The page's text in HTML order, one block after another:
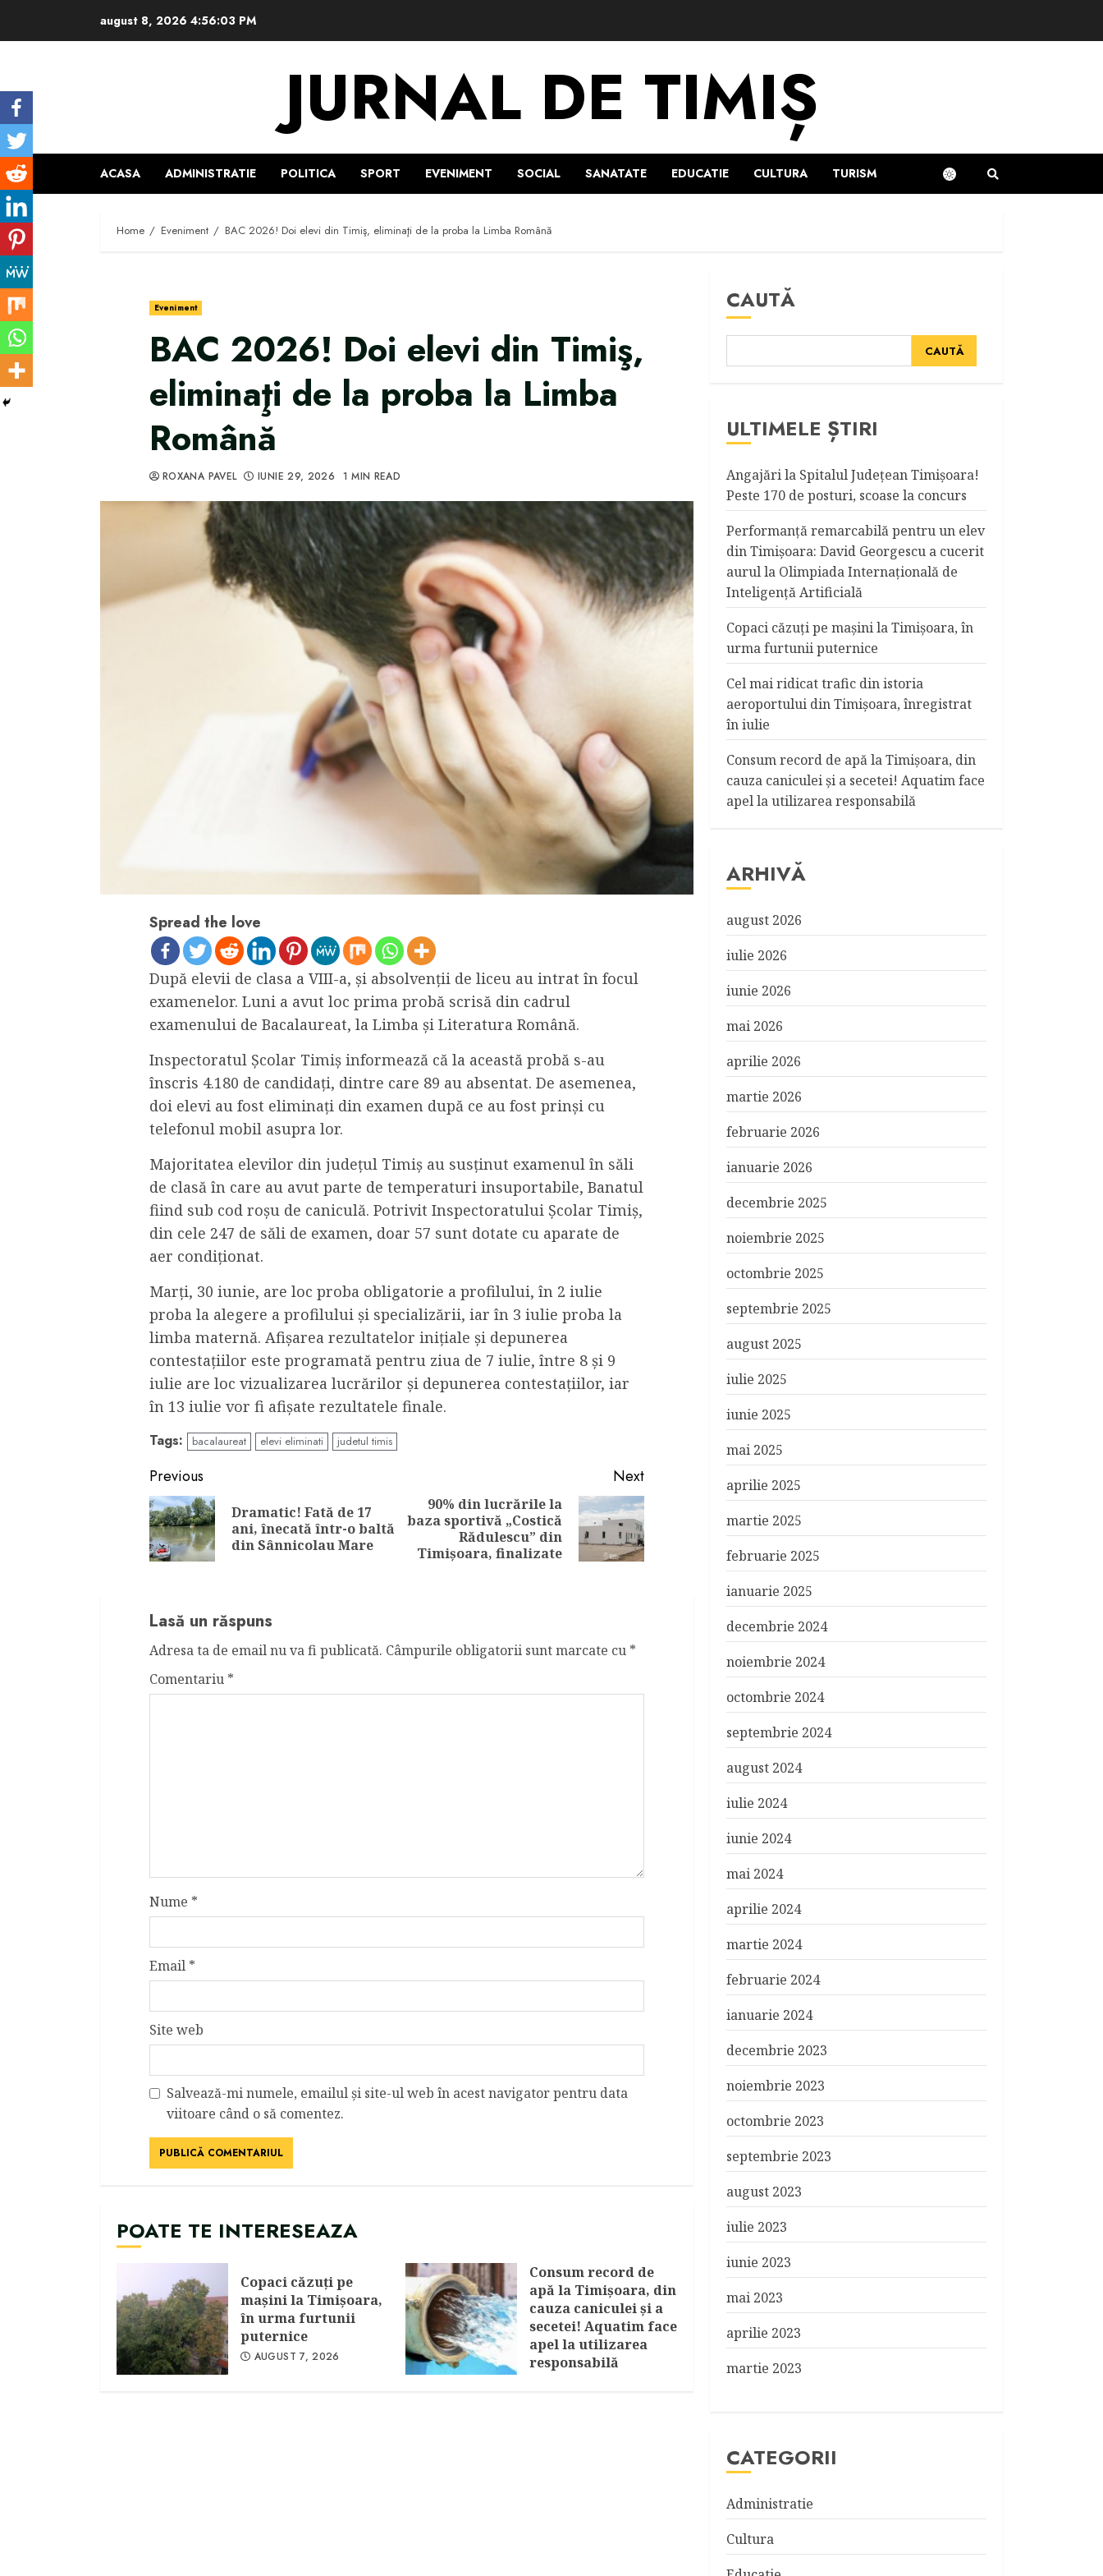
august 8, 2026 4:56:04 PM
JURNAL DE TIMIȘ
ACASA ADMINISTRATIE POLITICA SPORT EVENIMENT SOCIAL SANATATE EDUCATIE CULTURA TURISM
Home Eveniment BAC 2026! Doi elevi din Timiş, eliminaţi de la proba la Limba Română
Eveniment
BAC 2026! Doi elevi din Timiş,
eliminaţi de la proba la Limba
Română
ROXANA PAVEL IUNIE 29, 2026 1 MIN READ
Spread the love
După elevii de clasa a VIII-a, şi absolvenţii de liceu au intrat în focul
examenelor. Luni a avut loc prima probă scrisă din cadrul
examenului de Bacalaureat, la Limba şi Literatura Română.
Inspectoratul Şcolar Timiş informează că la această probă s-au
înscris 4.180 de candidaţi, dintre care 89 au absentat. De asemenea,
doi elevi au fost eliminaţi din examen după ce au fost prinşi cu
telefonul mobil asupra lor.
Majoritatea elevilor din judeţul Timiş au susţinut examenul în săli
de clasă în care au avut parte de temperaturi insuportabile, Banatul
fiind sub cod roşu de caniculă. Potrivit Inspectoratului Şcolar Timiş,
din cele 247 de săli de examen, doar 57 sunt dotate cu aparate de
aer condiţionat.
Marţi, 30 iunie, are loc proba obligatorie a profilului, în 2 iulie
proba la alegere a profilului şi specializării, iar în 3 iulie proba la
limba maternă. Afișarea rezultatelor inițiale și depunerea
contestațiilor este programată pentru ziua de 7 iulie, între 8 şi 9
iulie are loc vizualizarea lucrărilor și depunerea contestațiilor, iar
în 13 iulie vor fi afişate rezultatele finale.
Tags: bacalaureat elevi eliminati judetul timis
Continue
Reading
Previous
Previous
post:
Dramatic! Fată de 17
ani, înecată într-o baltă
din Sânnicolau Mare
Next
Next
post:
90% din lucrările la
baza sportivă „Costică
Rădulescu” din
Timişoara, finalizate
Lasă un răspuns
Adresa ta de email nu va fi publicată. Câmpurile obligatorii sunt marcate cu *
Comentariu *
Nume *
Email *
Site web
Salvează-mi numele, emailul și site-ul web în acest navigator pentru data
viitoare când o să comentez.
POATE TE INTERESEAZA
Copaci căzuţi pe
maşini la Timişoara,
în urma furtunii
puternice
AUGUST 7, 2026
Consum record de
apă la Timişoara, din
cauza caniculei şi a
secetei! Aquatim face
apel la utilizarea
responsabilă
CAUTĂ
CAUTĂ
ULTIMELE ȘTIRI
Angajări la Spitalul Judeţean Timişoara!
Peste 170 de posturi, scoase la concurs
Performanță remarcabilă pentru un elev
din Timișoara: David Georgescu a cucerit
aurul la Olimpiada Internațională de
Inteligență Artificială
Copaci căzuţi pe maşini la Timişoara, în
urma furtunii puternice
Cel mai ridicat trafic din istoria
aeroportului din Timişoara, înregistrat
în iulie
Consum record de apă la Timişoara, din
cauza caniculei şi a secetei! Aquatim face
apel la utilizarea responsabilă
ARHIVĂ
august 2026
iulie 2026
iunie 2026
mai 2026
aprilie 2026
martie 2026
februarie 2026
ianuarie 2026
decembrie 2025
noiembrie 2025
octombrie 2025
septembrie 2025
august 2025
iulie 2025
iunie 2025
mai 2025
aprilie 2025
martie 2025
februarie 2025
ianuarie 2025
decembrie 2024
noiembrie 2024
octombrie 2024
septembrie 2024
august 2024
iulie 2024
iunie 2024
mai 2024
aprilie 2024
martie 2024
februarie 2024
ianuarie 2024
decembrie 2023
noiembrie 2023
octombrie 2023
septembrie 2023
august 2023
iulie 2023
iunie 2023
mai 2023
aprilie 2023
martie 2023
CATEGORII
Administratie
Cultura